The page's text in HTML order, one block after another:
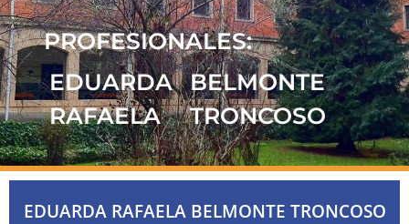
PROFESIONALES:
EDUARDA
RAFAELA
BELMONTE
TRONCOSO
EDUARDA RAFAELA BELMONTE TRONCOSO